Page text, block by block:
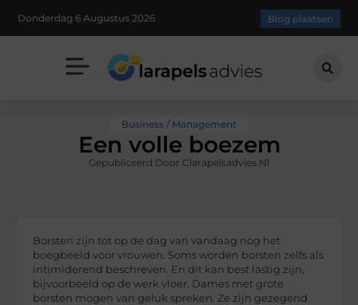
Donderdag 6 Augustus 2026 Blog plaatsen
Business / Management
Een volle boezem
Gepubliceerd Door Clarapelsadvies.nl
Borsten zijn tot op de dag van vandaag nog het
boegbeeld voor vrouwen. Soms worden borsten zelfs als
intimiderend beschreven. En dit kan best lastig zijn,
bijvoorbeeld op de werk vloer. Dames met grote
borsten mogen van geluk spreken. Ze zijn gezegend